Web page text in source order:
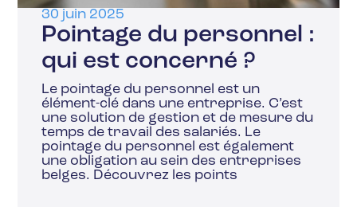
30 juin 2025
Pointage du personnel :
qui est concerné ?
Le pointage du personnel est un
élément-clé dans une entreprise. C’est
une solution de gestion et de mesure du
temps de travail des salariés. Le
pointage du personnel est également
une obligation au sein des entreprises
belges. Découvrez les points